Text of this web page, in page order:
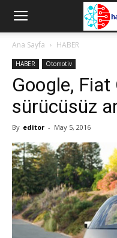
Ana Sayfa HABER
HABER Otomotiv
Google, Fiat
sürücüsüz
By editor - May 5, 2016